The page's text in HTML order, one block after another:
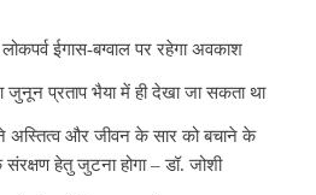
ईगास-बग्वाल पर रहेगा अवकाश
जुनून प्रताप भैया में ही देखा जा सकता था
अस्तित्व और जीवन के सार को बचाने के
हेतु जुटना होगा – डॉ. जोशी